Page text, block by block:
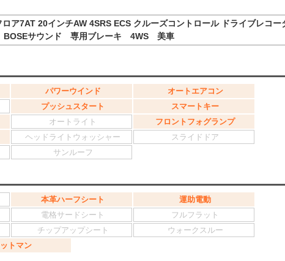
7AT 20インチAW 4SRS ECS クルーズコントロール ドライブレコー
BOSEサウンド 専用ブレーキ 4WS 美車
パワーウインド
オートエアコン
プッシュスタート
スマートキー
オートライト
フロントフォグランプ
ヘッドライトウォッシャー
スライドドア
サンルーフ
本革ハーフシート
運助電動
電格サードシート
フルフラット
チップアップシート
ウォークスルー
トマン